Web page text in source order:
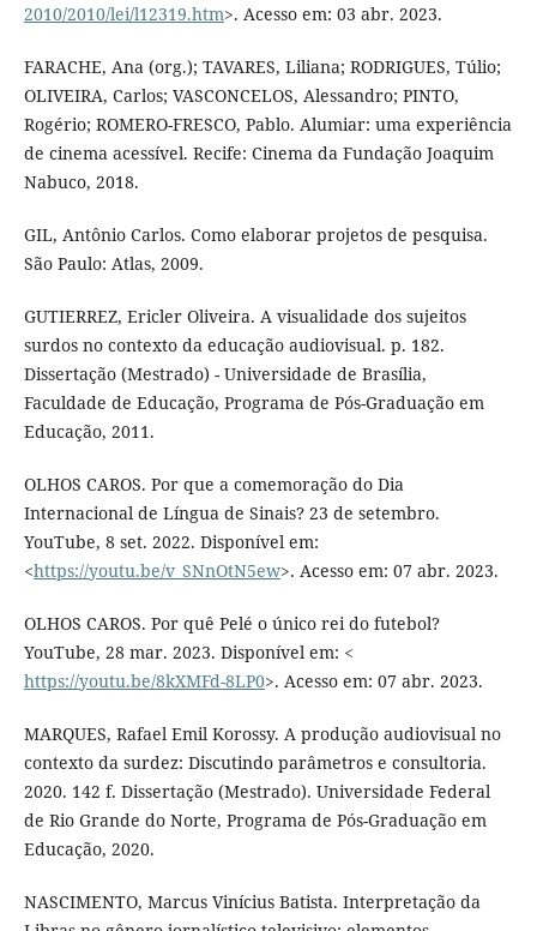
2010/2010/lei/l12319.htm>. Acesso em: 03 abr. 2023.
FARACHE, Ana (org.); TAVARES, Liliana; RODRIGUES, Túlio;
OLIVEIRA, Carlos; VASCONCELOS, Alessandro; PINTO,
Rogério; ROMERO-FRESCO, Pablo. Alumiar: uma experiência
de cinema acessível. Recife: Cinema da Fundação Joaquim
Nabuco, 2018.
GIL, Antônio Carlos. Como elaborar projetos de pesquisa.
São Paulo: Atlas, 2009.
GUTIERREZ, Ericler Oliveira. A visualidade dos sujeitos
surdos no contexto da educação audiovisual. p. 182.
Dissertação (Mestrado) - Universidade de Brasília,
Faculdade de Educação, Programa de Pós-Graduação em
Educação, 2011.
OLHOS CAROS. Por que a comemoração do Dia
Internacional de Língua de Sinais? 23 de setembro.
YouTube, 8 set. 2022. Disponível em:
<https://youtu.be/v_SNnOtN5ew>. Acesso em: 07 abr. 2023.
OLHOS CAROS. Por quê Pelé o único rei do futebol?
YouTube, 28 mar. 2023. Disponível em: <
https://youtu.be/8kXMFd-8LP0>. Acesso em: 07 abr. 2023.
MARQUES, Rafael Emil Korossy. A produção audiovisual no
contexto da surdez: Discutindo parâmetros e consultoria.
2020. 142 f. Dissertação (Mestrado). Universidade Federal
de Rio Grande do Norte, Programa de Pós-Graduação em
Educação, 2020.
NASCIMENTO, Marcus Vinícius Batista. Interpretação da